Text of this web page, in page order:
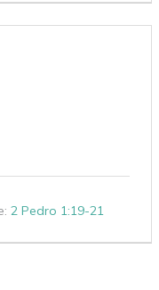
2 Pedro 1:19-21